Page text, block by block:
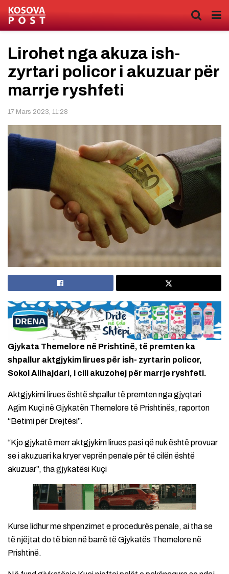
Lirohet nga akuza ish-
zyrtari policor i akuzuar për
marrje ryshfeti
17 Mars 2023, 11:28
Gjykata Themelore në Prishtinë, të premten ka
shpallur aktgjykim lirues për ish- zyrtarin policor,
Sokol Alihajdari, i cili akuzohej për marrje ryshfeti.
Aktgjykimi lirues është shpallur të premten nga gjyqtari
Agim Kuçi në Gjykatën Themelore të Prishtinës, raporton
“Betimi për Drejtësi”.
“Kjo gjykatë merr aktgjykim lirues pasi që nuk është provuar
se i akuzuari ka kryer veprën penale për të cilën është
akuzuar”, tha gjykatësi Kuçi
Kurse lidhur me shpenzimet e procedurës penale, ai tha se
të njëjtat do të bien në barrë të Gjykatës Themelore në
Prishtinë.